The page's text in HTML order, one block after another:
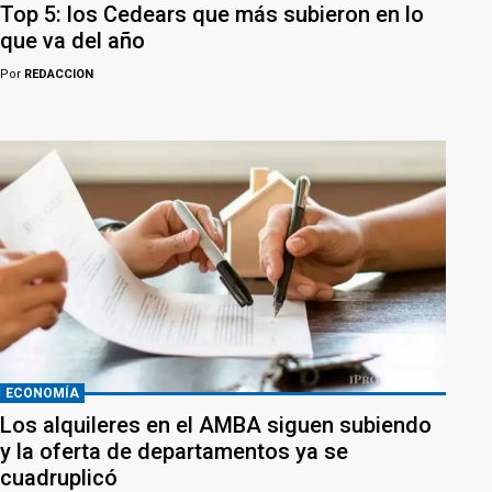
Top 5: los Cedears que más subieron en lo
que va del año
Por REDACCION
ECONOMÍA
Los alquileres en el AMBA siguen subiendo
y la oferta de departamentos ya se
cuadruplicó